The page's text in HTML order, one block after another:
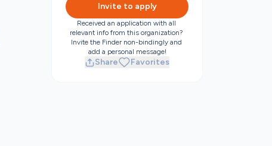
Invite to apply
Received an application with all
relevant info from this organization?
Invite the Finder non-bindingly and
add a personal message!
Share Favorites